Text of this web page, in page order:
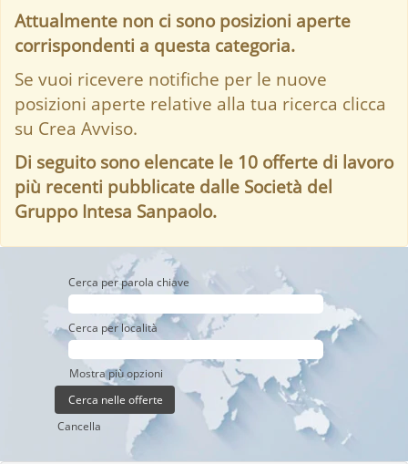
Attualmente non ci sono posizioni aperte
corrispondenti a questa categoria.
Se vuoi ricevere notifiche per le nuove
posizioni aperte relative alla tua ricerca clicca
su Crea Avviso.
Di seguito sono elencate le 10 offerte di lavoro
più recenti pubblicate dalle Società del
Gruppo Intesa Sanpaolo.
Cerca per parola chiave
Cerca per località
Mostra più opzioni
Cancella